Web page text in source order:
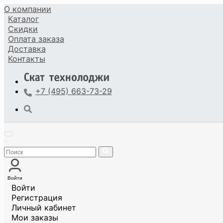
О компании
Каталог
Скидки
Оплата заказа
Доставка
Контакты
+7 (495) 663-73-29
Войти
Войти
Регистрация
Личный кабинет
Мои заказы